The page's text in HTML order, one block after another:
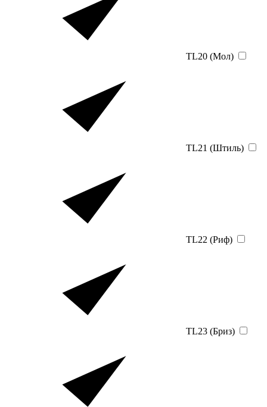
TL20 (Мол)
TL21 (Штиль)
TL22 (Риф)
TL23 (Бриз)